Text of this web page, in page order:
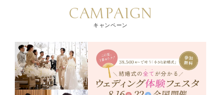
CAMPAIGN
キャンペーン